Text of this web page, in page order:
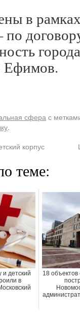
в
по
Ефимов.
сфера с
.
корпус
теме:
и детский
в
18